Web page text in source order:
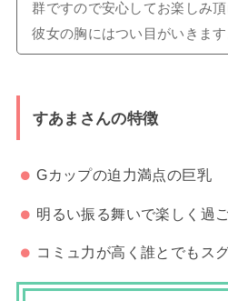
群ですので安心してお楽しみ頂
彼女の胸にはつい目がいきます
すあまさんの特徴
Gカップの迫力満点の巨乳
明るい振る舞いで楽しく過
コミュ力が高く誰とでもス